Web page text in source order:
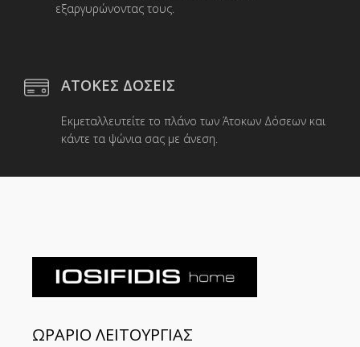
εξαργυρώνοντας τους.
ΑΤΟΚΕΣ ΔΟΣΕΙΣ
Εκμεταλλευτείτε το πλάνο των Άτοκων Δόσεων και
κάντε τα ψώνια σας με άνεση.
ΩΡΑΡΙΟ ΛΕΙΤΟΥΡΓΙΑΣ